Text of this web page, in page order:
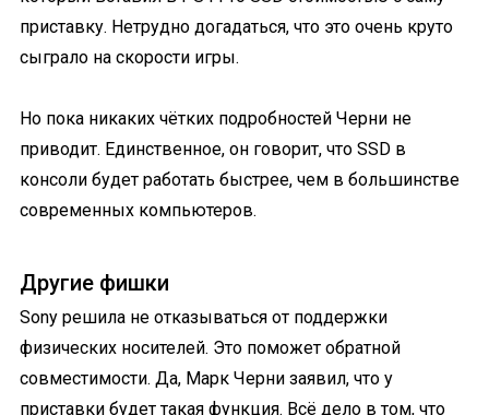
приставку. Нетрудно догадаться, что это очень круто
сыграло на скорости игры.
Но пока никаких чётких подробностей Черни не
приводит. Единственное, он говорит, что SSD в
консоли будет работать быстрее, чем в большинстве
современных компьютеров.
Другие фишки
Sony решила не отказываться от поддержки
физических носителей. Это поможет обратной
совместимости. Да, Марк Черни заявил, что у
приставки будет такая функция. Всё дело в том, что